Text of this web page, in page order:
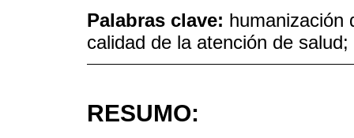
Palabras clave: humanización
calidad de la atención de
RESUMO: